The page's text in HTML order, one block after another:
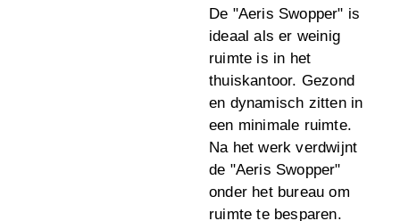
De "Aeris Swopper" is
ideaal als er weinig
ruimte is in het
thuiskantoor. Gezond
en dynamisch zitten in
een minimale ruimte.
Na het werk verdwijnt
de "Aeris Swopper"
onder het bureau om
ruimte te besparen.